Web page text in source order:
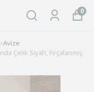
0
Avize
Çelik Siyah, Fırçalanmış